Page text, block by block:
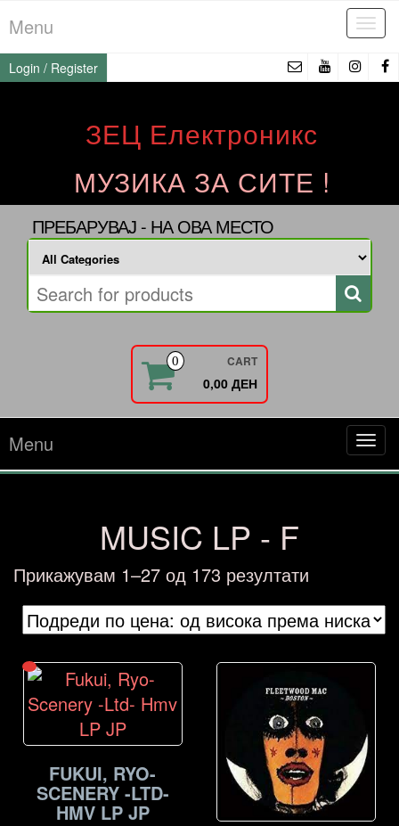
to
the
content
Menu
Login / Register
ЗЕЦ Електроникс
МУЗИКА ЗА СИТЕ !
ПРЕБАРУВАЈ - НА ОВА МЕСТО
0 CART
0,00 ДЕН
Menu
MUSIC LP - F
Прикажувам 1–27 од 173 резултати
by
price:
low
FUKUI, RYO-
SCENERY -LTD-
HMV LP JP